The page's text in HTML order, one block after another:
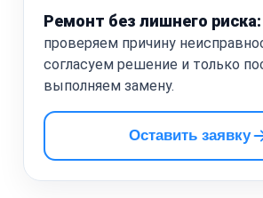
Ремонт без лишнего риска:
проверяем причину
согласуем решение и только
выполняем замену.
Оставить заявку